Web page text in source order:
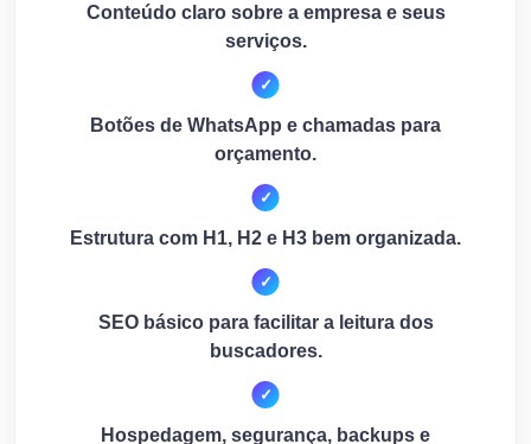
Conteúdo claro sobre a empresa e seus
serviços.
Botões de WhatsApp e chamadas para
orçamento.
Estrutura com H1, H2 e H3 bem organizada.
SEO básico para facilitar a leitura dos
buscadores.
Hospedagem, segurança, backups e